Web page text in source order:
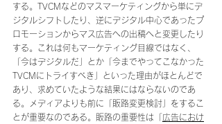
する。TVCMなどのマスマーケティングから単にデ
ジタルシフトしたり、逆にデジタル中心であったプ
ロモーションからマス広告への出稿へと変更したり
する。これは何もマーケティング目線ではなく、
「今はデジタルだ」とか「今までやってこなかった
TVCMにトライすべき」といった理由がほとんどで
あり、求めていたような結果にはならないのであ
る。メディアよりも前に「販路変更検討」をするこ
とが重要なのである。販路の重要性は「
広告におけ